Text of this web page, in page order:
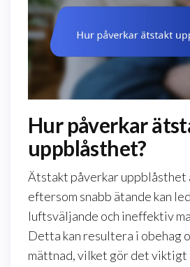
Hur påverkar
uppblåsthet?
Ätstakt påverkar uppblåsthet
eftersom snabb ätande kan
luftsväljande och ineffektiv
Detta kan resultera i obehag
mättnad, vilket gör det